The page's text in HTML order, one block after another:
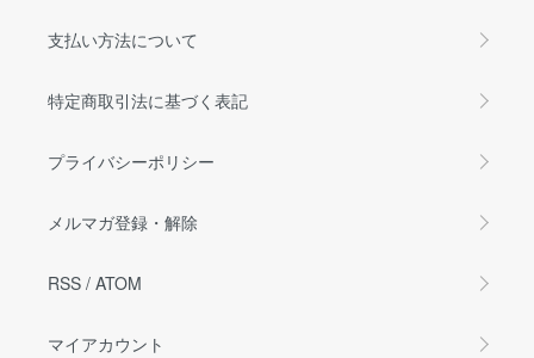
支払い方法について
特定商取引法に基づく表記
プライバシーポリシー
メルマガ登録・解除
RSS / ATOM
マイアカウント